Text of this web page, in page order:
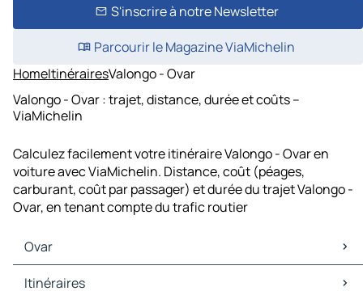
S'inscrire à notre Newsletter
Parcourir le Magazine ViaMichelin
HomeItinérairesValongo - Ovar
Valongo - Ovar : trajet, distance, durée et coûts –
ViaMichelin
Calculez facilement votre itinéraire Valongo - Ovar en
voiture avec ViaMichelin. Distance, coût (péages,
carburant, coût par passager) et durée du trajet Valongo -
Ovar, en tenant compte du trafic routier
Ovar
Ovar Cartes et plans
Itinéraires